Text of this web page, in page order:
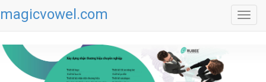
magicvowel.com